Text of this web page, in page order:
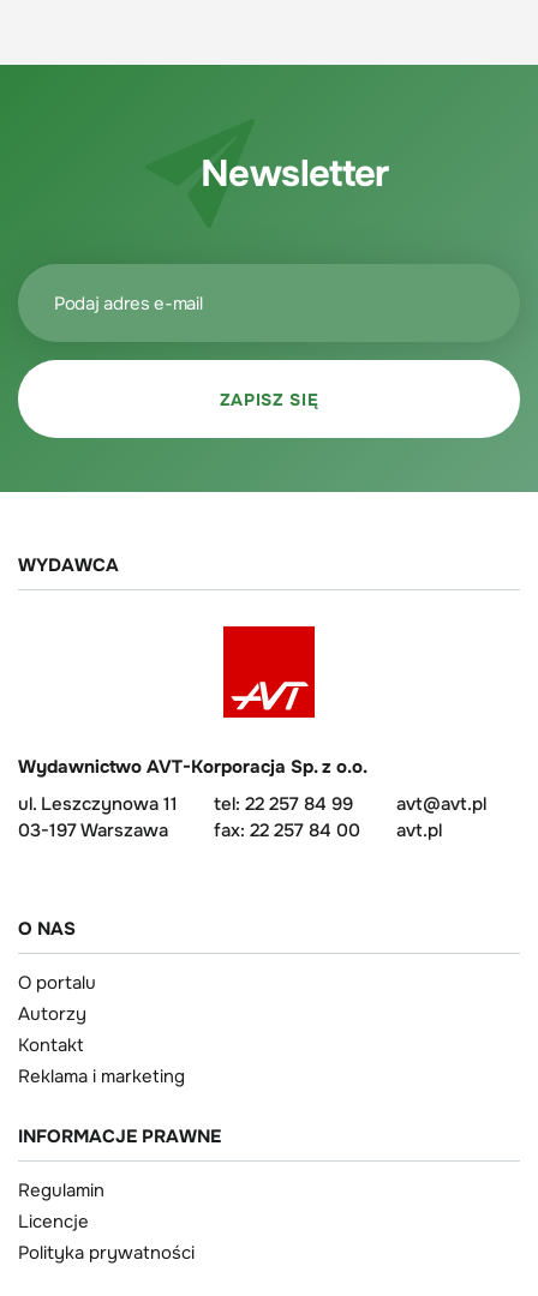
Newsletter
WYDAWCA
Wydawnictwo AVT-Korporacja Sp. z o.o.
ul. Leszczynowa 11
03-197 Warszawa
tel: 22 257 84 99
fax: 22 257 84 00
avt@avt.pl
avt.pl
O NAS
O portalu
Autorzy
Kontakt
Reklama i marketing
INFORMACJE PRAWNE
Regulamin
Licencje
Polityka prywatności